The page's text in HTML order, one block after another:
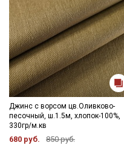
Джинс с ворсом цв.Оливково-
песочный, ш.1.5м, хлопок-100%,
330гр/м.кв
680 руб. 850 руб.